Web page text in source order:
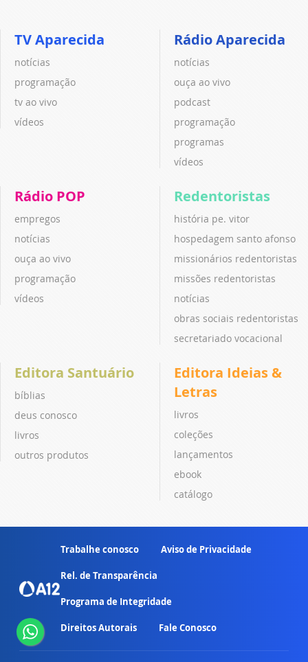
TV Aparecida
notícias
programação
tv ao vivo
vídeos
Rádio Aparecida
notícias
ouça ao vivo
podcast
programação
programas
vídeos
Rádio POP
empregos
notícias
ouça ao vivo
programação
vídeos
Redentoristas
história pe. vitor
hospedagem santo afonso
missionários redentoristas
missões redentoristas
notícias
obras sociais redentoristas
secretariado vocacional
Editora Santuário
bíblias
deus conosco
livros
outros produtos
Editora Ideias &
Letras
livros
coleções
lançamentos
ebook
catálogo
Trabalhe conosco Aviso de Privacidade
Rel. de Transparência
Programa de Integridade
Direitos Autorais Fale Conosco